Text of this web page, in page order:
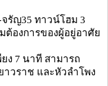
รัญ35 ทาวน์โฮม 3
ต้องการของผู้อยู่อาศัย
ง 7 นาที สามารถ
าวราช และหัวลําโพง